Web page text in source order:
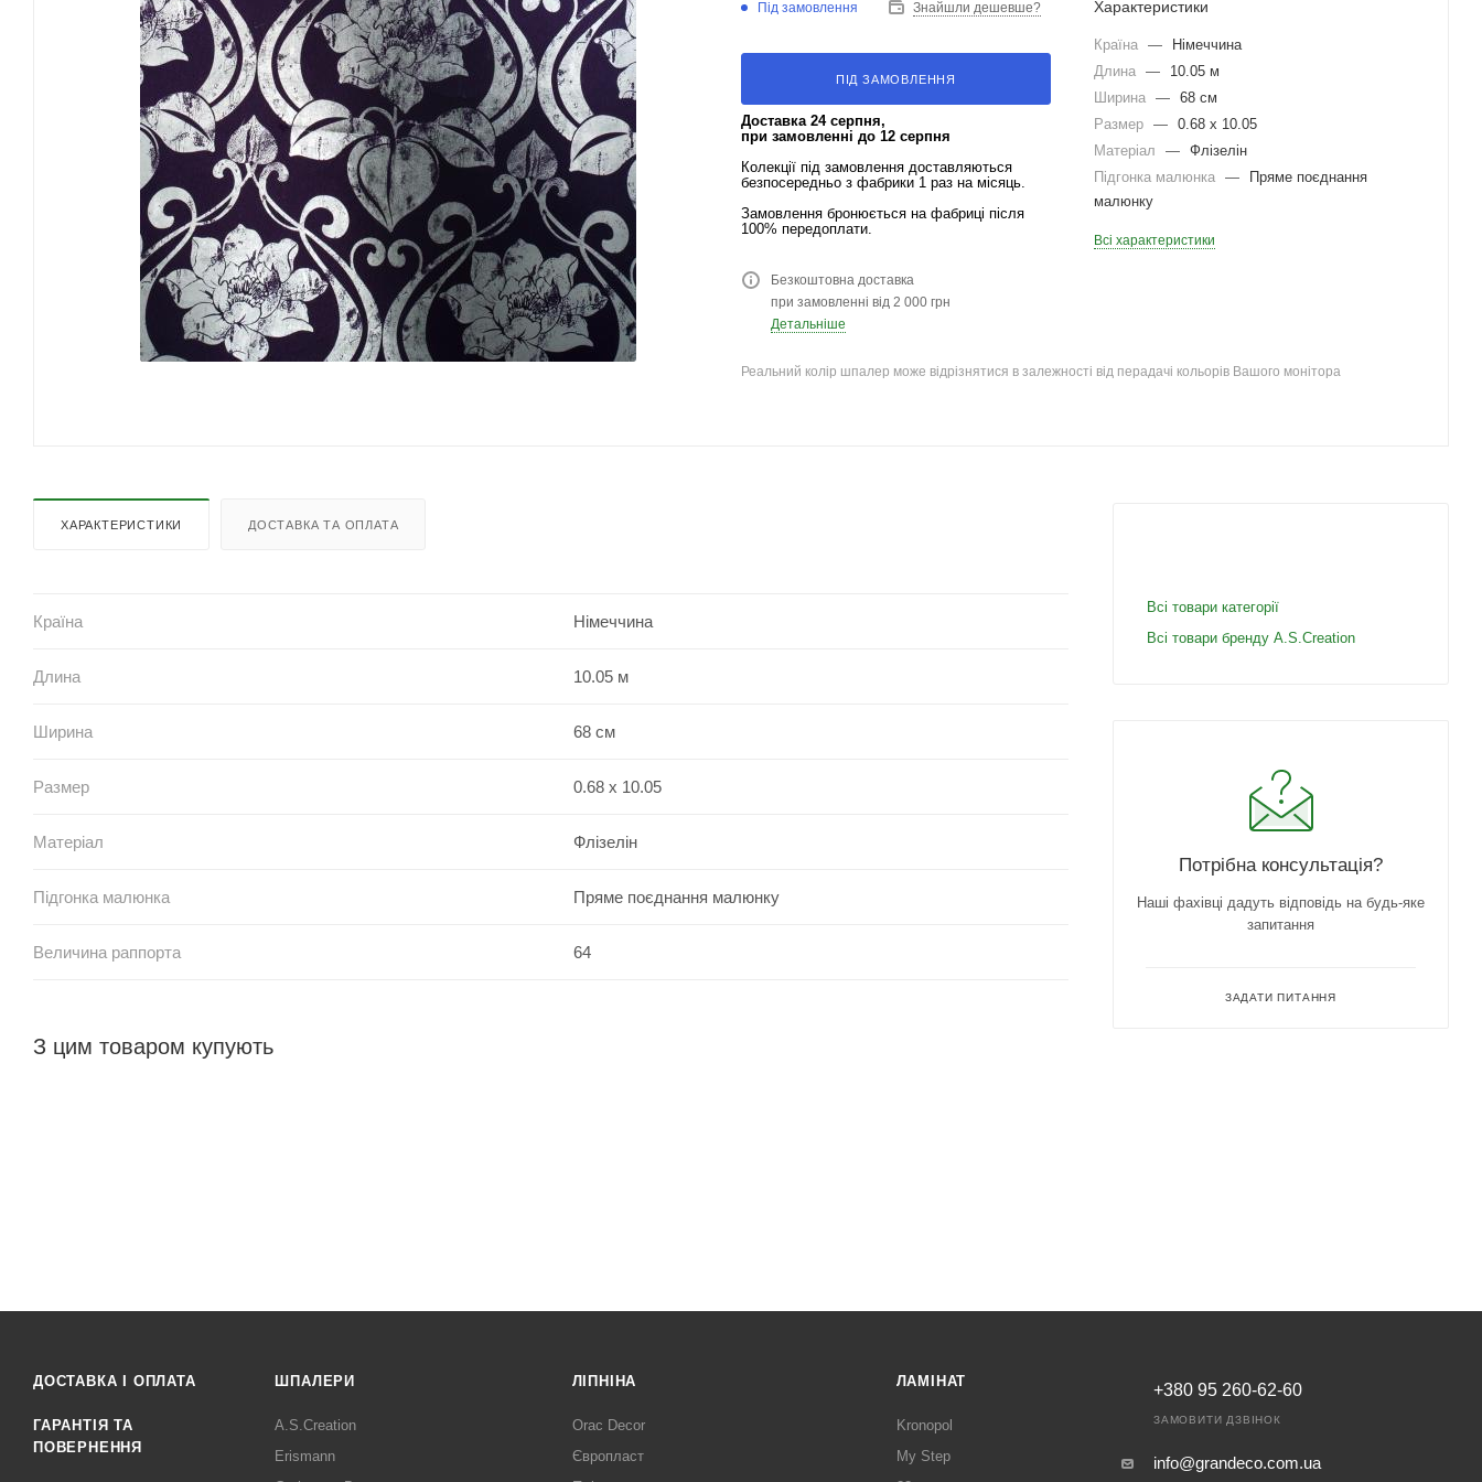
Під замовлення Знайшли дешевше?
ПІД ЗАМОВЛЕННЯ
Доставка 24 серпня,
при замовленні до 12 серпня
Колекції під замовлення доставляються
безпосередньо з фабрики 1 раз на місяць.
Замовлення бронюється на фабриці після
100% передоплати.
Безкоштовна доставка
при замовленні від 2 000 грн
Детальніше
Характеристики
Країна —
Німеччина
Длина —
10.05 м
Ширина — 68 см
Размер — 0.68 x 10.05
Матеріал
— Флізелін
Підгонка малюнка —
Пряме поєднання
малюнку
Всі характеристики
Реальний колір шпалер може відрізнятися в залежності від перадачі кольорів Вашого монітора
ХАРАКТЕРИСТИКИ ДОСТАВКА ТА ОПЛАТА
Країна Німеччина
Длина 10.05 м
Ширина 68 см
Размер 0.68 x 10.05
Матеріал Флізелін
Підгонка малюнка Пряме поєднання малюнку
Величина раппорта 64
З цим товаром купують
Всі товари категорії
Всі товари бренду A.S.Creation
Потрібна консультація?
Наші фахівці дадуть відповідь на будь-яке
запитання
ЗАДАТИ ПИТАННЯ
ДОСТАВКА І ОПЛАТА
ГАРАНТІЯ ТА
ПОВЕРНЕННЯ
ШПАЛЕРИ
A.S.Creation
Erismann
ЛІПНІНА
Orac Decor
Європласт
ЛАМІНАТ
Kronopol
My Step
+380 95 260-62-60
ЗАМОВИТИ ДЗВІНОК
info@grandeco.com.ua